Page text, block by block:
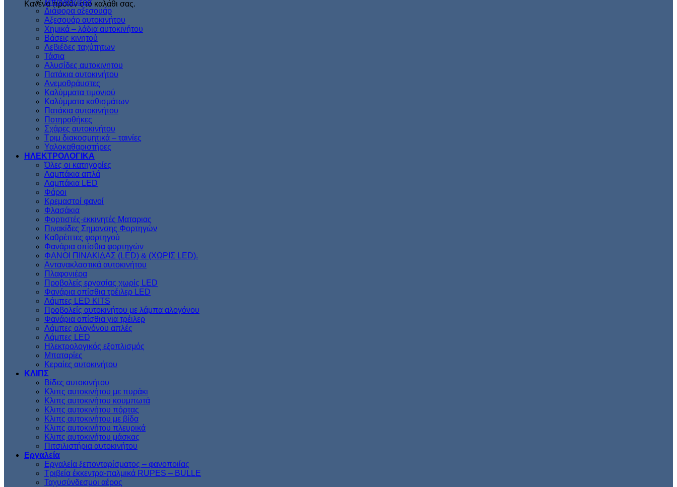
Κανένα προϊόν στο καλάθι σας.
Μπαγκαζιέρα
Διάφορα αξεσουάρ
Αξεσουάρ αυτοκινήτου
Χημικά – λάδια αυτοκινήτου
Βάσεις κινητού
Λεβιέδες ταχύτητων
Τάσια
Αλυσίδες αυτοκινητου
Πατάκια αυτοκινήτου
Ανεμοθράυστες
Καλύμματα τιμονιού
Καλύμματα καθισμάτων
Πατάκια αυτοκινήτου
Ποτηροθήκες
Σχάρες αυτοκινήτου
Τριμ διακοσμητικά – ταινίες
Υαλοκαθαριστήρες
ΗΛΕΚΤΡΟΛΟΓΙΚΑ
Όλες οι κατηγορίες
Λαμπάκια απλά
Λαμπάκια LED
Φάροι
Κρεμαστοί φανοί
Φλασάκια
Φορτιστές-εκκινητές Ματαριας
Πινακίδες Σημανσης Φορτηγών
Kαθρέπτες φορτηγού
Φανάρια οπίσθια φορτηγών
ΦΑΝΟΙ ΠΙΝΑΚΙΔΑΣ (LED) & (XΩΡΙΣ LED).
Aντανακλαστικά αυτοκινήτου
Πλαφονιέρα
Προβολείς εργασίας χωρίς LED
Φανάρια οπίσθια τρέιλερ LED
Λάμπες LED KITS
Προβολείς αυτοκινήτου με λάμπα αλογόνου
Φανάρια οπίσθια για τρέιλερ
Λάμπες αλογόνου απλές
Λάμπες LED
Ηλεκτρολογικός εξοπλισμός
Μπαταρίες
Κεραίες αυτοκινήτου
ΚΛΙΠΣ
Βίδες αυτοκινήτου
Kλιπς αυτοκινήτου με πυράκι
Kλιπς αυτοκινήτου κουμπωτά
Κλιπς αυτοκινήτου πόρτας
Κλιπς αυτοκινήτου με βίδα
Kλιπς αυτοκινήτου πλευρικά
Kλιπς αυτοκινήτου μάσκας
Πιτσιλιστήρια αυτοκινήτου
Εργαλεία
Εργαλεία ξεπονταρίσματος – φανοποιίας
Τριβεία έκκεντρα-παλμικά RUPES – BULLE
Ταχυσύνδεσμοι αέρος